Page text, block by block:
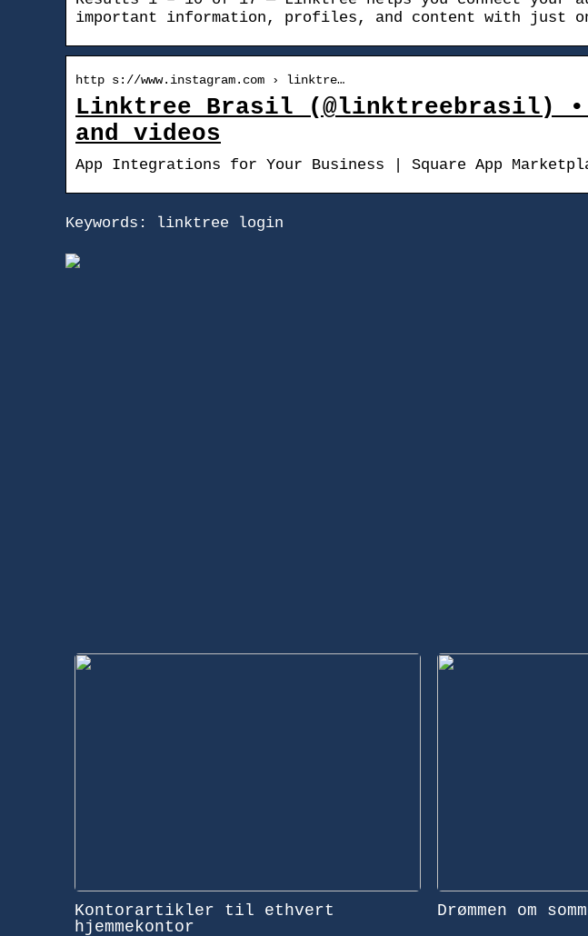
important information, profiles, and content with just
http s://www.instagram.com › linktre…
Linktree Brasil (@linktreebrasil) •
and videos
App Integrations for Your Business | Square App
Keywords: linktree login
Kontorartikler til ethvert
hjemmekontor
Drømmen om